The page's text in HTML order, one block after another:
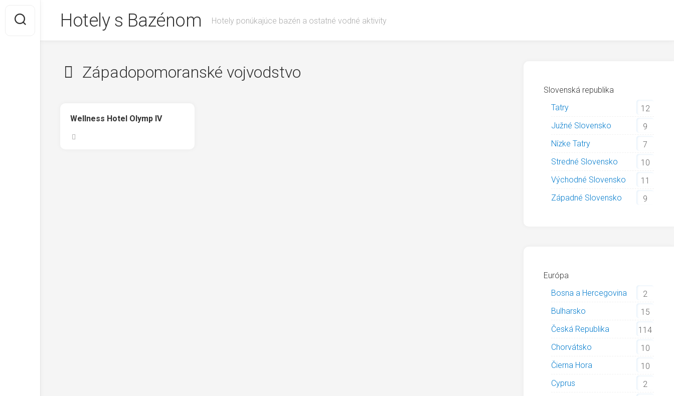
content
Hotely s Bazénom Hotely ponúkajúce bazén a ostatné vodné aktivity
Západopomoranské vojvodstvo
Wellness Hotel Olymp IV
Slovenská republika
Tatry
12
Južné Slovensko
9
Nízke Tatry
7
Stredné Slovensko
10
Východné Slovensko
11
Západné Slovensko
9
Európa
Bosna a Hercegovina
2
Bulharsko
15
Česká Republika
114
Chorvátsko
10
Čierna Hora
10
Cyprus
2